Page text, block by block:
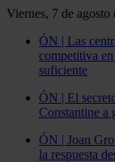
Viernes, 7 de agosto
ÓN | Las
competitiva
suficiente
ÓN | El
Constantine a
ÓN | Joan
la respuesta